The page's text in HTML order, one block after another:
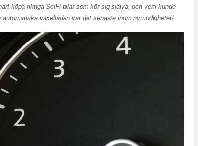
köpa riktiga SciFi-bilar som kör sig själva, och vem kunde
växellådan var det senaste inom nymodigheter!